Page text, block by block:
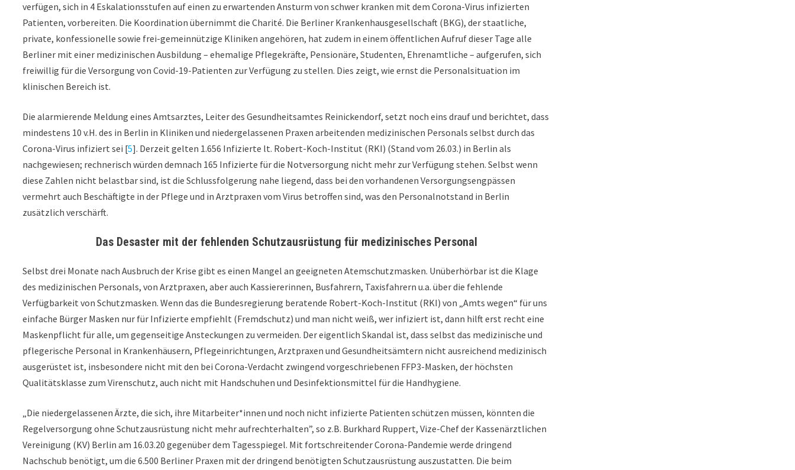
verfügen, sich in 4 Eskalationsstufen auf einen zu erwartenden Ansturm von schwer kranken mit dem Corona-Virus infizierten
Patienten, vorbereiten. Die Koordination übernimmt die Charité. Die Berliner Krankenhausgesellschaft (BKG), der staatliche,
private, konfessionelle sowie frei-gemeinnützige Kliniken angehören, hat zudem in einem öffentlichen Aufruf dieser Tage alle
Berliner mit einer medizinischen Ausbildung – ehemalige Pflegekräfte, Pensionäre, Studenten, Ehrenamtliche – aufgerufen, sich
freiwillig für die Versorgung von Covid-19-Patienten zur Verfügung zu stellen. Dies zeigt, wie ernst die Personalsituation im
klinischen Bereich ist.
Die alarmierende Meldung eines Amtsarztes, Leiter des Gesundheitsamtes Reinickendorf, setzt noch eins drauf und berichtet, dass
mindestens 10 v.H. des in Berlin in Kliniken und niedergelassenen Praxen arbeitenden medizinischen Personals selbst durch das
Corona-Virus infiziert sei [5]. Derzeit gelten 1.656 Infizierte lt. Robert-Koch-Institut (RKI) (Stand vom 26.03.) in Berlin als
nachgewiesen; rechnerisch würden demnach 165 Infizierte für die Notversorgung nicht mehr zur Verfügung stehen. Selbst wenn
diese Zahlen nicht belastbar sind, ist die Schlussfolgerung nahe liegend, dass bei den vorhandenen Versorgungsengpässen
vermehrt auch Beschäftigte in der Pflege und in Arztpraxen vom Virus betroffen sind, was den Personalnotstand in Berlin
zusätzlich verschärft.
Das Desaster mit der fehlenden Schutzausrüstung für medizinisches Personal
Selbst drei Monate nach Ausbruch der Krise gibt es einen Mangel an geeigneten Atemschutzmasken. Unüberhörbar ist die Klage
des medizinischen Personals, von Arztpraxen, aber auch Kassiererinnen, Busfahrern, Taxisfahrern u.a. über die fehlende
Verfügbarkeit von Schutzmasken. Wenn das die Bundesregierung beratende Robert-Koch-Institut (RKI) von „Amts wegen“ für uns
einfache Bürger Masken nur für Infizierte empfiehlt (Fremdschutz) und man nicht weiß, wer infiziert ist, dann hilft erst recht eine
Maskenpflicht für alle, um gegenseitige Ansteckungen zu vermeiden. Der eigentlich Skandal ist, dass selbst das medizinische und
pflegerische Personal in Krankenhäusern, Pflegeinrichtungen, Arztpraxen und Gesundheitsämtern nicht ausreichend medizinisch
ausgerüstet ist, insbesondere nicht mit den bei Corona-Verdacht zwingend vorgeschriebenen FFP3-Masken, der höchsten
Qualitätsklasse zum Virenschutz, auch nicht mit Handschuhen und Desinfektionsmittel für die Handhygiene.
„Die niedergelassenen Ärzte, die sich, ihre Mitarbeiter*innen und noch nicht infizierte Patienten schützen müssen, könnten die
Regelversorgung ohne Schutzausrüstung nicht mehr aufrechterhalten”, so z.B. Burkhard Ruppert, Vize-Chef der Kassenärztlichen
Vereinigung (KV) Berlin am 16.03.20 gegenüber dem Tagesspiegel. Mit fortschreitender Corona-Pandemie werde dringend
Nachschub benötigt, um die 6.500 Berliner Praxen mit der dringend benötigten Schutzausrüstung auszustatten. Die beim